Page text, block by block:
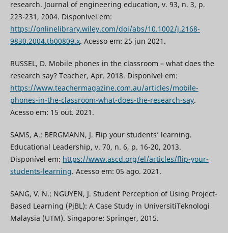
research. Journal of engineering education, v. 93, n. 3, p.
223-231, 2004. Disponível em:
https://onlinelibrary.wiley.com/doi/abs/10.1002/j.2168-
9830.2004.tb00809.x. Acesso em: 25 jun 2021.
RUSSEL, D. Mobile phones in the classroom – what does the
research say? Teacher, Apr. 2018. Disponível em:
https://www.teachermagazine.com.au/articles/mobile-
phones-in-the-classroom-what-does-the-research-say.
Acesso em: 15 out. 2021.
SAMS, A.; BERGMANN, J. Flip your students’ learning.
Educational Leadership, v. 70, n. 6, p. 16-20, 2013.
Disponível em: https://www.ascd.org/el/articles/flip-your-
students-learning. Acesso em: 05 ago. 2021.
SANG, V. N.; NGUYEN, J. Student Perception of Using Project-
Based Learning (PjBL): A Case Study in UniversitiTeknologi
Malaysia (UTM). Singapore: Springer, 2015.